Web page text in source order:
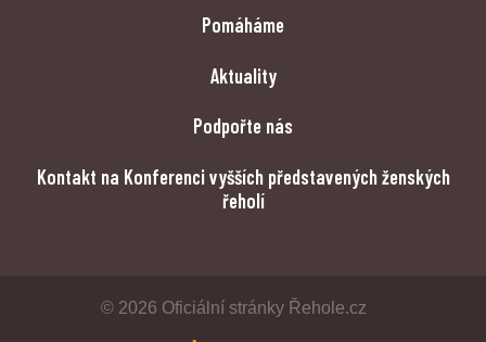
Pomáháme
Aktuality
Podpořte nás
Kontakt na Konferenci vyšších představených ženských
řeholí
© 2026 Oficiální stránky Řehole.cz